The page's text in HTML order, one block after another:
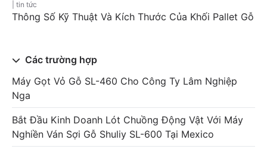
tin tức
Thông Số Kỹ Thuật Và Kích Thước Của Khối Pallet Gỗ
Các trường hợp
Máy Gọt Vỏ Gỗ SL-460 Cho Công Ty Lâm Nghiệp
Nga
Bắt Đầu Kinh Doanh Lót Chuồng Động Vật Với Máy
Nghiền Ván Sợi Gỗ Shuliy SL-600 Tại Mexico